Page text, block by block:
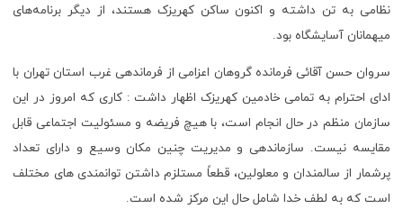
نظامی به تن داشته و اکنون ساکن کهریزک هستند، از دیگر برنامه‌های
میهمانان آسایشگاه بود.
سروان حسن آقائی فرمانده گروهان اعزامی از فرماندهی غرب استان تهران با
ادای احترام به تمامی خادمین کهریزک اظهار داشت : کاری که امروز در این
سازمان منظم در حال انجام است، با هیچ فریضه و مسئولیت اجتماعی قابل
مقایسه نیست. سازماندهی و مدیریت چنین مکان وسیع و دارای تعداد
پرشمار از سالمندان و معلولین، قطعاً مستلزم داشتن توانمندی های مختلف
است که به لطف خدا شامل حال این مرکز شده است.